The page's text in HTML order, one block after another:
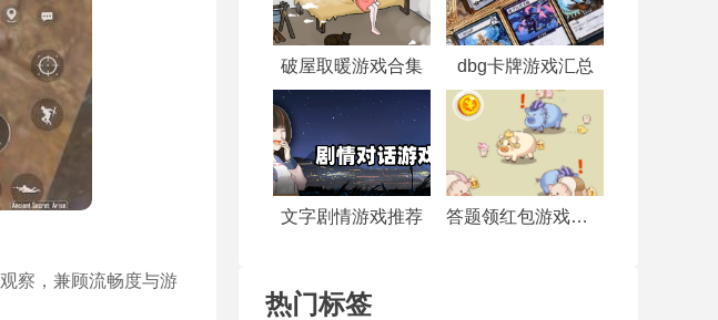
察，兼顾流畅度与游
破屋取暖游戏合集 dbg卡牌游戏汇总
文字剧情游戏推荐 答题领红包游戏合集
热门标签